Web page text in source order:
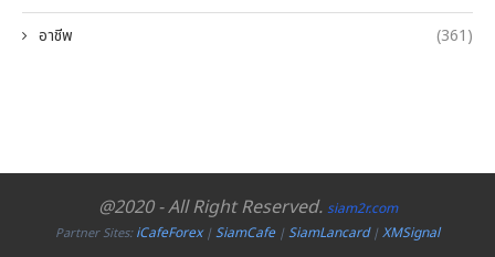
อาชีพ (361)
@2020 - All Right Reserved. siam2r.com
Partner Sites:iCafeForex|SiamCafe|SiamLancard|XMSignal